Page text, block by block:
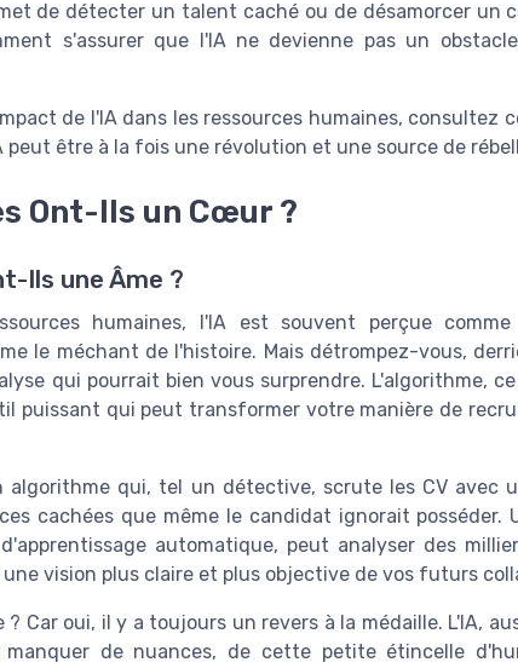
de détecter un talent caché ou de désamorcer un
s'assurer que l'IA ne devienne pas un
de l'IA dans les ressources humaines, consultez
être à la fois une révolution et une source de
Ont-Ils un Cœur ?
Ils une Âme ?
humaines, l'IA est souvent perçue
le méchant de l'histoire. Mais détrompez-vous,
qui pourrait bien vous surprendre. L'algorithme,
puissant qui peut transformer votre manière de
algorithme qui, tel un détective, scrute les CV avec
cachées que même le candidat ignorait
automatique, peut analyser des
vision plus claire et plus objective de vos futurs
? Car oui, il y a toujours un revers à la médaille. L'IA,
manquer de nuances, de cette petite étincelle